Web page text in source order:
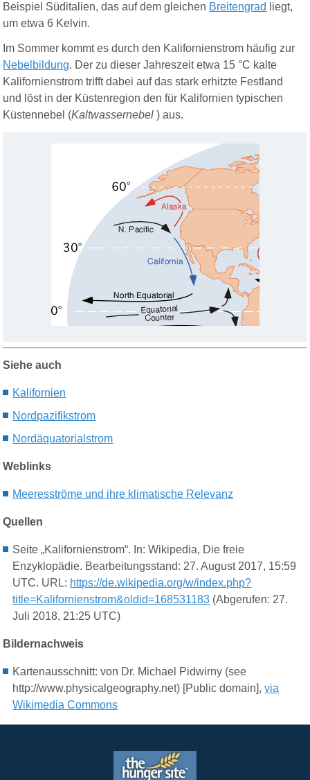
Beispiel Süditalien, das auf dem gleichen Breitengrad
liegt,
um etwa 6 Kelvin.
Im Sommer kommt es durch den Kalifornienstrom häufig zur
Nebelbildung. Der zu dieser Jahreszeit etwa 15 °C kalte
Kalifornienstrom trifft dabei auf das stark erhitzte Festland
und löst in der Küstenregion den für Kalifornien typischen
Küstennebel (Kaltwassernebel )aus.
Siehe auch
Kalifornien
Nordpazifikstrom
Nordäquatorialstrom
Weblinks
Meeresströme und ihre klimatische Relevanz
Quellen
Seite „Kalifornienstrom“. In: Wikipedia, Die freie
Enzyklopädie. Bearbeitungsstand: 27. August 2017, 15:59
UTC. URL: https://de.wikipedia.org/w/index.php?
title=Kalifornienstrom&oldid=168531183 (Abgerufen: 27.
Juli 2018, 21:25 UTC)
Bildernachweis
Kartenausschnitt: von Dr. Michael Pidwirny (see
http://www.physicalgeography.net) [Public domain],via
Wikimedia Commons